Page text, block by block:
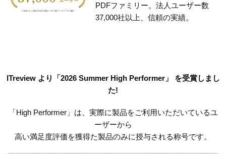
PDFファミリー。法人ユーザー数
37,000社以上、信頼の実績。
ITreview より「2026 Summer High Performer」 を受賞しまし
た!
「High Performer」は、実際に製品をご利用いただいているユ
ーザーから
高い満足度評価を獲得た製品のみに授与される称号です。